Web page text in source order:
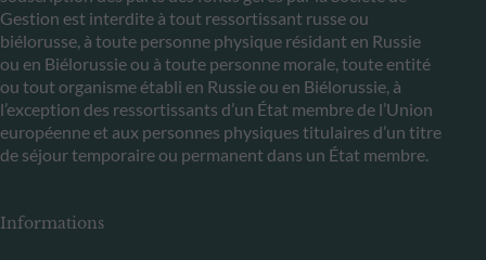
Gestion est interdite à tout ressortissant russe ou
biélorusse, à toute personne physique résidant en Russie
ou en Biélorussie ou à toute personne morale, toute entité
ou tout organisme établi en Russie ou en Biélorussie, à
l’exception des ressortissants d’un État membre de l’Union
européenne et aux personnes physiques titulaires d’un titre
de séjour temporaire ou permanent dans un État membre.
Informations